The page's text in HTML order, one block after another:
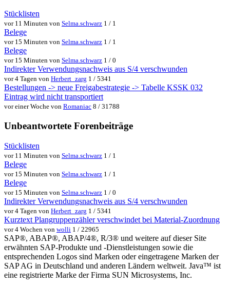
Stücklisten
vor 11 Minuten von Selma.schwarz 1 / 1
Belege
vor 15 Minuten von Selma.schwarz 1 / 1
Belege
vor 15 Minuten von Selma.schwarz 1 / 0
Indirekter Verwendungsnachweis aus S/4 verschwunden
vor 4 Tagen von Herbert_zarg 1 / 5341
Bestellungen -> neue Freigabestrategie -> Tabelle KSSK 032
Eintrag wird nicht transportiert
vor einer Woche von Romaniac 8 / 31788
Unbeantwortete Forenbeiträge
Stücklisten
vor 11 Minuten von Selma.schwarz 1 / 1
Belege
vor 15 Minuten von Selma.schwarz 1 / 1
Belege
vor 15 Minuten von Selma.schwarz 1 / 0
Indirekter Verwendungsnachweis aus S/4 verschwunden
vor 4 Tagen von Herbert_zarg 1 / 5341
Kurztext Plangruppenzähler verschwindet bei Material-Zuordnung
vor 4 Wochen von wolli 1 / 22965
SAP®, ABAP®, ABAP/4®, R/3® und weitere auf dieser Site
erwähnten SAP-Produkte und -Dienstleistungen sowie die
entsprechenden Logos sind Marken oder eingetragene Marken der
SAP AG in Deutschland und anderen Ländern weltweit. Java™ ist
eine registrierte Marke der Firma SUN Microsystems, Inc.